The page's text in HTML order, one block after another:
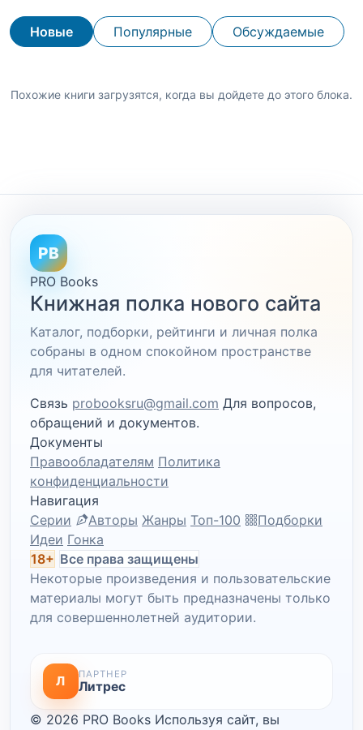
Новые Популярные Обсуждаемые
Похожие книги загрузятся, когда вы дойдете до этого блока.
PB
PRO Books
Книжная полка нового сайта
Каталог, подборки, рейтинги и личная полка
собраны в одном спокойном пространстве
для читателей.
Связь probooksru@gmail.com Для вопросов,
обращений и документов.
Документы
Правообладателям Политика
конфиденциальности
Навигация
Серии
Авторы Жанры Топ-100
Подборки
Идеи Гонка
18+ Все права защищены
Некоторые произведения и пользовательские
материалы могут быть предназначены только
для совершеннолетней аудитории.
Л ПАРТНЕР
Литрес
© 2026 PRO Books Используя сайт, вы